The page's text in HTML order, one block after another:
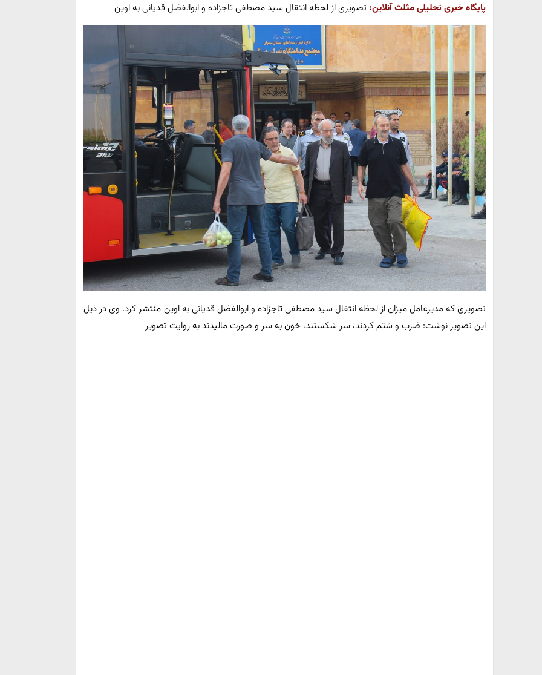
پایگاه خبری تحلیلی مثلث آنلاین: تصویری از لحظه انتقال سید مصطفی تاجزاده و ابوالفضل قدیانی به اوین
تصویری که مدیرعامل میزان از لحظه انتقال سید مصطفی تاجزاده و ابوالفضل قدیانی به اوین منتشر کرد. وی در ذیل
این تصویر نوشت: ضرب و شتم کردند، سر شکستند، خون به سر و‌ صورت مالیدند به روایت تصویر